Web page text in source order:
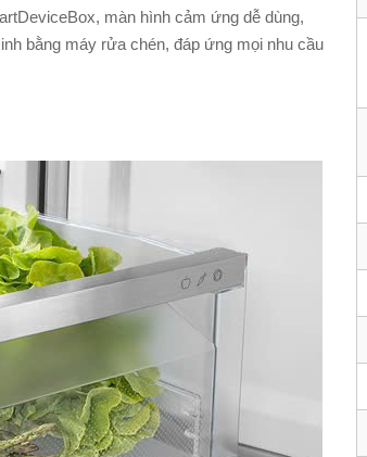
màn hình cảm ứng dễ dùng,
bằng máy rửa chén, đáp ứng mọi nhu cầu